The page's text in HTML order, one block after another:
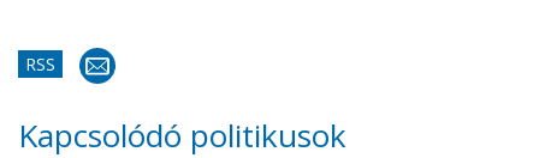
RSS
Kapcsolódó politikusok